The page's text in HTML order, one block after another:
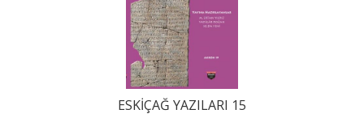
ESKİÇAĞ YAZILARI 15